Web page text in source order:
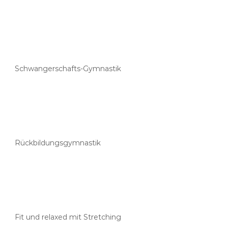
Schwangerschafts-Gymnastik
Rückbildungsgymnastik
Fit und relaxed mit Stretching